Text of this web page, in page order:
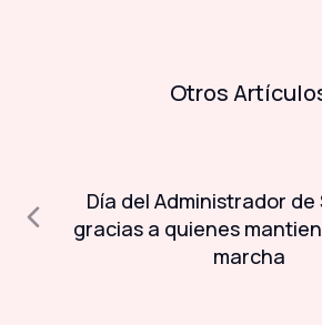
Otros
Día del Administrador de
gracias a quienes
marcha